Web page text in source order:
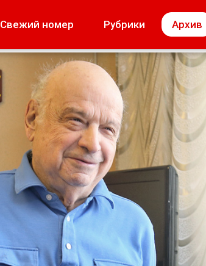
Свежий номер Рубрики Архив
Лето наших читателей
МОЁ! Плюс